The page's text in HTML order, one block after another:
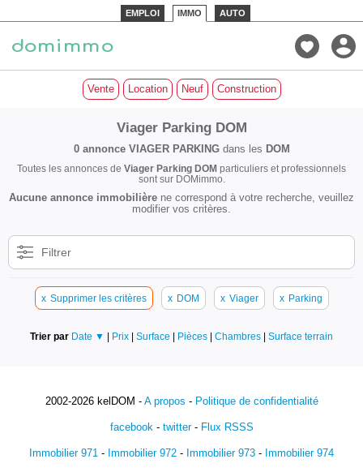
EMPLOI IMMO AUTO
Vente Location Neuf Construction
Viager Parking DOM
0 annonce VIAGER PARKINGdans les DOM
Toutes les annonces de Viager Parking DOM particuliers et professionnels
sont sur DOMimmo.
Aucune annonce immobilière ne correspond à votre recherche, veuillez
modifier vos critères.
Filtrer
x Supprimer les critères x DOM x Viager x Parking
Trier par Date ▼ | Prix | Surface | Pièces | Chambres | Surface terrain
2002-2026 kelDOM - A propos - Politique de confidentialité
facebook- twitter- Flux RSSS
Immobilier 971 - Immobilier 972 - Immobilier 973 - Immobilier 974